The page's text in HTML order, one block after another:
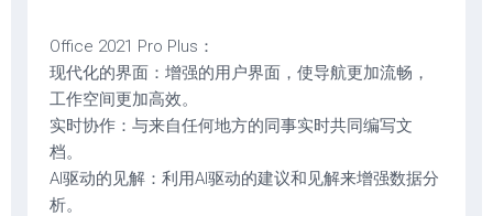
Office 2021 Pro Plus：
现代化的界面：增强的用户界面，使导航更加流畅，
工作空间更加高效。
实时协作：与来自任何地方的同事实时共同编写文
档。
AI驱动的见解：利用AI驱动的建议和见解来增强数据分
析。